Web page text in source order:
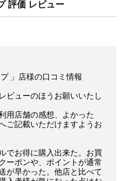
評価 レビュー
」店様の口コミ情報
ビューのほうお願いいたし
用店舗の感想、よかった
ご記載いただけますようお
でお得に購入出来た。お買
ーポンや、ポイントが通常
が早かった。他店と比べて